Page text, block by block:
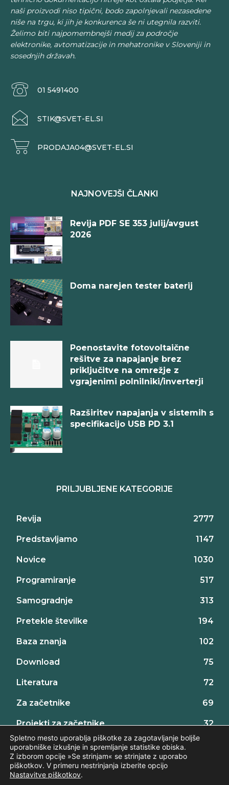
naši proizvodi niso tipični, bodo zapolnjevali nezasedene
niše na trgu, ki jih je konkurenca še ni utegnila razviti.
Želimo biti najpomembnejši medij za področje
elektronike, avtomatizacije in mehatronike v Sloveniji in
sosednjih državah.
01 5491400
STIK@SVET-EL.SI
PRODAJA04@SVET-EL.SI
NAJNOVEJŠI ČLANKI
Revija PDF SE 353 julij/avgust
2026
Doma narejen tester baterij
Poenostavite fotovoltaične
rešitve za napajanje brez
priključitve na omrežje z
vgrajenimi polnilniki/inverterji
Razširitev napajanja v sistemih s
specifikacijo USB PD 3.1
PRILJUBLJENE KATEGORIJE
Revija 2777
Predstavljamo 1147
Novice 1030
Programiranje 517
Samogradnje 313
Pretekle številke 194
Baza znanja 102
Download 75
Literatura 72
Za začetnike 69
Projekti za začetnike 32
©2026 AX elektronika d.o.o., vse pravice pridržane. | web:
Spletno mesto uporablja piškotke za zagotavljanje boljše
uporabniške izkušnje in spremljanje statistike obiska.
Z izborom opcije »Se strinjam« se strinjate z uporabo
piškotkov. V primeru nestrinjanja izberite opcijo
Nastavitve piškotkov.